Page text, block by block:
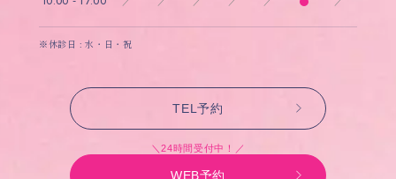
※休診日 : 水・日・祝
TEL予約
＼24時間受付中！／
WEB予約